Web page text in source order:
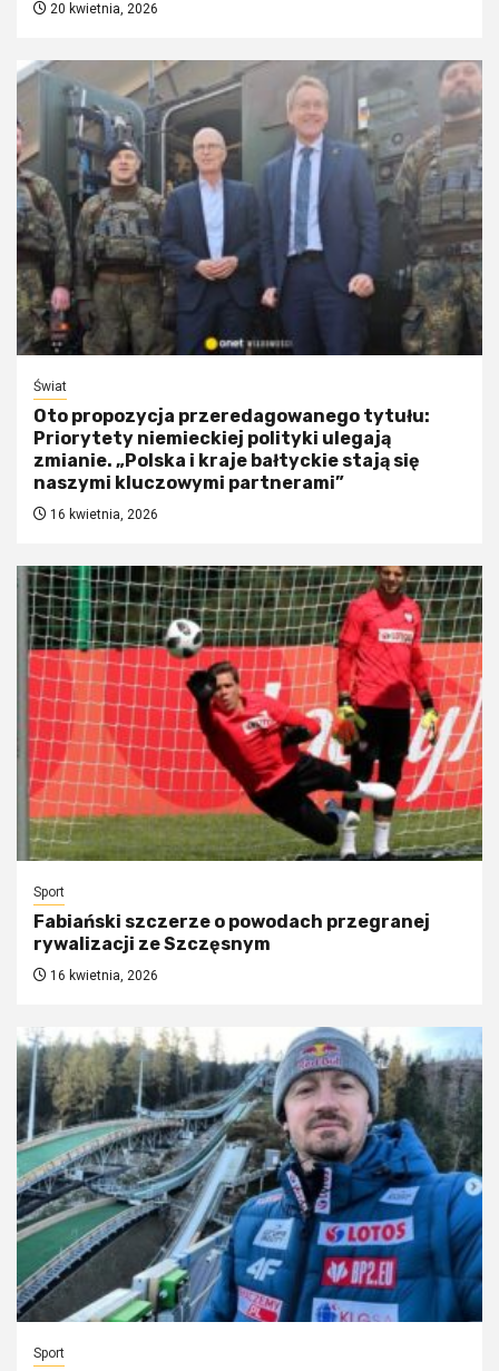
20 kwietnia, 2026
Świat
Oto propozycja przeredagowanego tytułu:
Priorytety niemieckiej polityki ulegają
zmianie. „Polska i kraje bałtyckie stają się
naszymi kluczowymi partnerami”
16 kwietnia, 2026
Sport
Fabiański szczerze o powodach przegranej
rywalizacji ze Szczęsnym
16 kwietnia, 2026
Sport